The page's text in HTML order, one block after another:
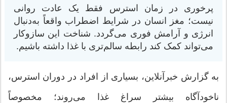
پرخوری در زمان استرس فقط یک عادت روانی
نیست؛ مغز انسان در شرایط اضطراب واقعاً به‌دنبال
انرژی و آرامش فوری می‌گردد. شناخت این سازوکار
می‌تواند کمک کند رابطه سالم‌تری با غذا داشته باشیم.
به گزارش خبرآنلاین، بسیاری از افراد در دوران استرس،
ناخودآگاه بیشتر سراغ غذا می‌روند؛ مخصوصاً